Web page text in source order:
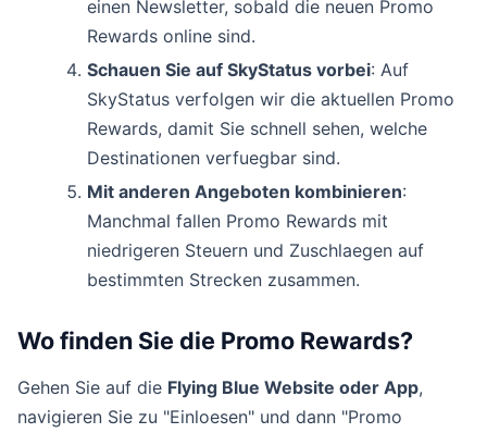
einen Newsletter, sobald die neuen Promo
Rewards online sind.
Schauen Sie auf SkyStatus vorbei: Auf
SkyStatus verfolgen wir die aktuellen Promo
Rewards, damit Sie schnell sehen, welche
Destinationen verfuegbar sind.
Mit anderen Angeboten kombinieren:
Manchmal fallen Promo Rewards mit
niedrigeren Steuern und Zuschlaegen auf
bestimmten Strecken zusammen.
Wo finden Sie die Promo Rewards?
Gehen Sie auf die Flying Blue Website oder App,
navigieren Sie zu "Einloesen" und dann "Promo